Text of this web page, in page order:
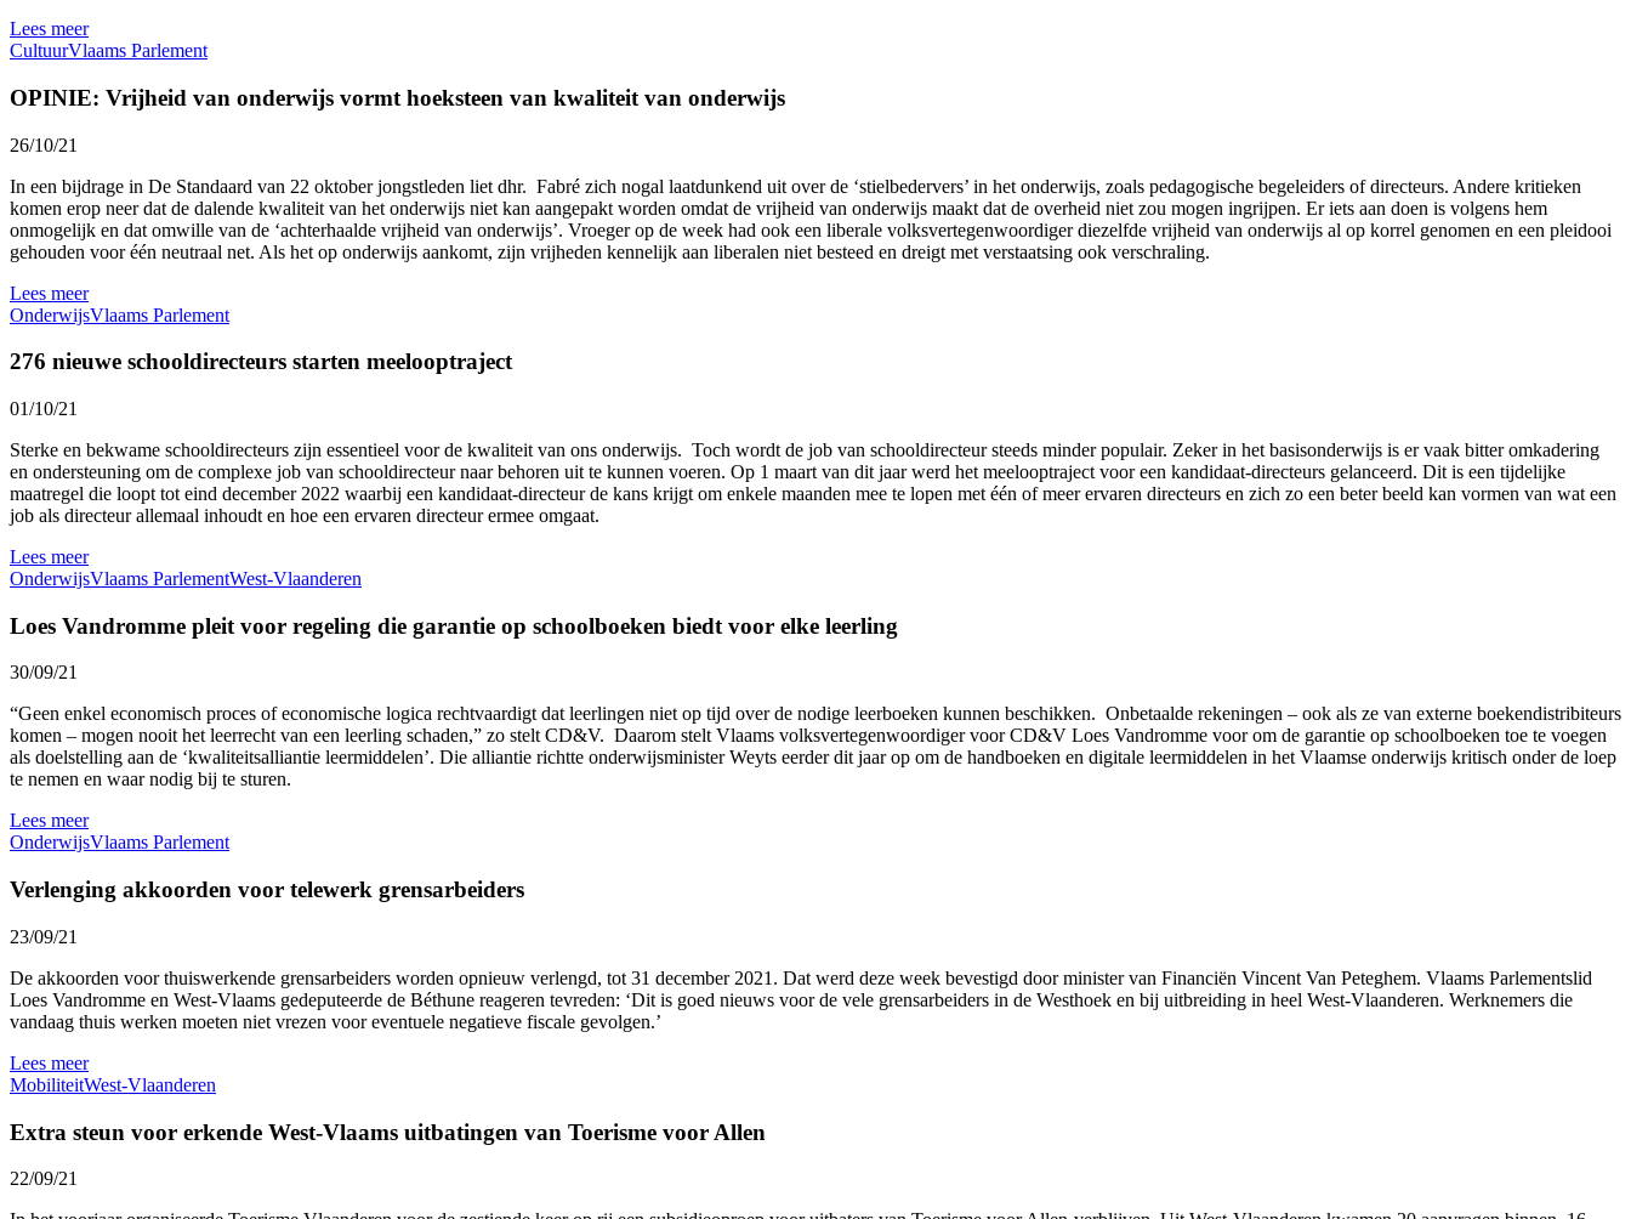
Lees meer
CultuurVlaams Parlement
OPINIE: Vrijheid van onderwijs vormt hoeksteen van kwaliteit van onderwijs
26/10/21
In een bijdrage in De Standaard van 22 oktober jongstleden liet dhr. Fabré zich nogal laatdunkend uit over de ‘stielbedervers’ in het onderwijs, zoals pedagogische begeleiders of directeurs. Andere kritieken
komen erop neer dat de dalende kwaliteit van het onderwijs niet kan aangepakt worden omdat de vrijheid van onderwijs maakt dat de overheid niet zou mogen ingrijpen. Er iets aan doen is volgens hem
onmogelijk en dat omwille van de ‘achterhaalde vrijheid van onderwijs’. Vroeger op de week had ook een liberale volksvertegenwoordiger diezelfde vrijheid van onderwijs al op korrel genomen en een pleidooi
gehouden voor één neutraal net. Als het op onderwijs aankomt, zijn vrijheden kennelijk aan liberalen niet besteed en dreigt met verstaatsing ook verschraling.
Lees meer
OnderwijsVlaams Parlement
276 nieuwe schooldirecteurs starten meelooptraject
01/10/21
Sterke en bekwame schooldirecteurs zijn essentieel voor de kwaliteit van ons onderwijs. Toch wordt de job van schooldirecteur steeds minder populair. Zeker in het basisonderwijs is er vaak bitter omkadering
en ondersteuning om de complexe job van schooldirecteur naar behoren uit te kunnen voeren. Op 1 maart van dit jaar werd het meelooptraject voor een kandidaat-directeurs gelanceerd. Dit is een tijdelijke
maatregel die loopt tot eind december 2022 waarbij een kandidaat-directeur de kans krijgt om enkele maanden mee te lopen met één of meer ervaren directeurs en zich zo een beter beeld kan vormen van wat een
job als directeur allemaal inhoudt en hoe een ervaren directeur ermee omgaat.
Lees meer
OnderwijsVlaams ParlementWest-Vlaanderen
Loes Vandromme pleit voor regeling die garantie op schoolboeken biedt voor elke leerling
30/09/21
“Geen enkel economisch proces of economische logica rechtvaardigt dat leerlingen niet op tijd over de nodige leerboeken kunnen beschikken. Onbetaalde rekeningen – ook als ze van externe boekendistribiteurs
komen – mogen nooit het leerrecht van een leerling schaden,” zo stelt CD&V. Daarom stelt Vlaams volksvertegenwoordiger voor CD&V Loes Vandromme voor om de garantie op schoolboeken toe te voegen
als doelstelling aan de ‘kwaliteitsalliantie leermiddelen’. Die alliantie richtte onderwijsminister Weyts eerder dit jaar op om de handboeken en digitale leermiddelen in het Vlaamse onderwijs kritisch onder de loep
te nemen en waar nodig bij te sturen.
Lees meer
OnderwijsVlaams Parlement
Verlenging akkoorden voor telewerk grensarbeiders
23/09/21
De akkoorden voor thuiswerkende grensarbeiders worden opnieuw verlengd, tot 31 december 2021. Dat werd deze week bevestigd door minister van Financiën Vincent Van Peteghem. Vlaams Parlementslid
Loes Vandromme en West-Vlaams gedeputeerde de Béthune reageren tevreden: ‘Dit is goed nieuws voor de vele grensarbeiders in de Westhoek en bij uitbreiding in heel West-Vlaanderen. Werknemers die
vandaag thuis werken moeten niet vrezen voor eventuele negatieve fiscale gevolgen.’
Lees meer
MobiliteitWest-Vlaanderen
Extra steun voor erkende West-Vlaams uitbatingen van Toerisme voor Allen
22/09/21